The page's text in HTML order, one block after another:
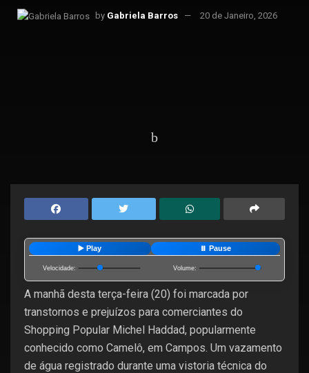
by Gabriela Barros 20 de Janeiro, 2026
▶️ Play ⏸️ Pause
Velocidade: Volume:
A manhã desta terça-feira (20) foi marcada por
transtornos e prejuízos para comerciantes do
Shopping Popular Michel Haddad, popularmente
conhecido como Camelô, em Campos. Um vazamento
de água registrado durante uma vistoria técnica do